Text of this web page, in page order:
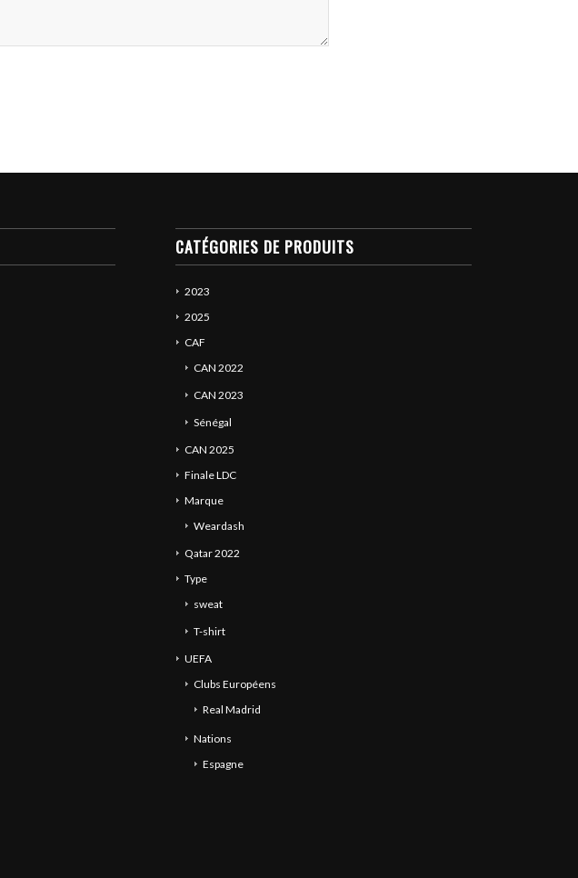
CATÉGORIES DE PRODUITS
2023
2025
CAF
CAN 2022
CAN 2023
Sénégal
CAN 2025
Finale LDC
Marque
Weardash
Qatar 2022
Type
sweat
T-shirt
UEFA
Clubs Européens
Real Madrid
Nations
Espagne